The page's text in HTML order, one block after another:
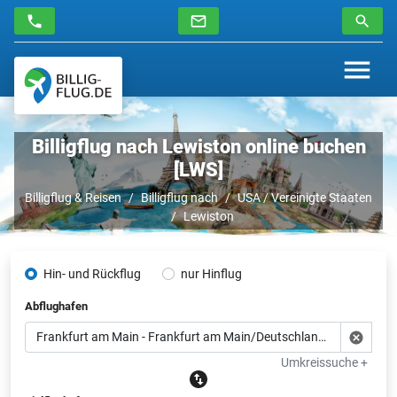
Billigflug nach Lewiston online buchen
[LWS]
Billigflug & Reisen Billigflug nach
USA / Vereinigte Staaten
Lewiston
Hin- und Rückflug nur Hinflug
Abflughafen
Umkreissuche +